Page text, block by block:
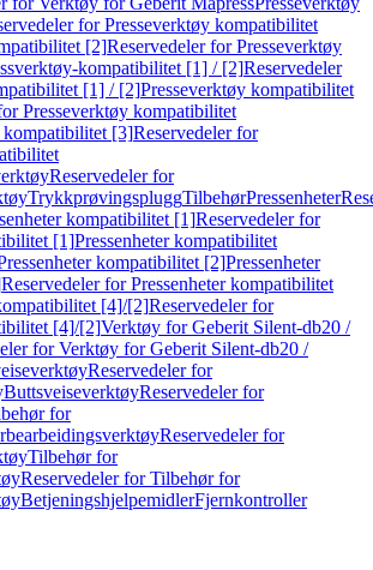
for Presseverktøy kompatibilitet
[2]Reservedeler for Presseverktøy
kompatibilitet [1] / [2]Reservedeler
[1] / [2]Presseverktøy kompatibilitet
Presseverktøy kompatibilitet
kompatibilitet [3]Reservedeler for
Reservedeler for
TrykkprøvingspluggTilbehørPressenheter
kompatibilitet [1]Reservedeler for
[1]Pressenheter kompatibilitet
kompatibilitet [2]Pressenheter
Reservedeler for Pressenheter kompatibilitet
[4]/[2]Reservedeler for
[4]/[2]Verktøy for Geberit Silent-db20 /
for Verktøy for Geberit Silent-db20 /
Reservedeler for
ButtsveiseverktøyReservedeler for
for
Reservedeler for
Tilbehør for
Reservedeler for Tilbehør for
BetjeningshjelpemidlerFjernkontroller